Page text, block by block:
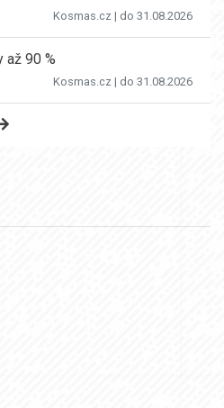
Kosmas.cz | do 31.08.2026
90 %
Kosmas.cz | do 31.08.2026